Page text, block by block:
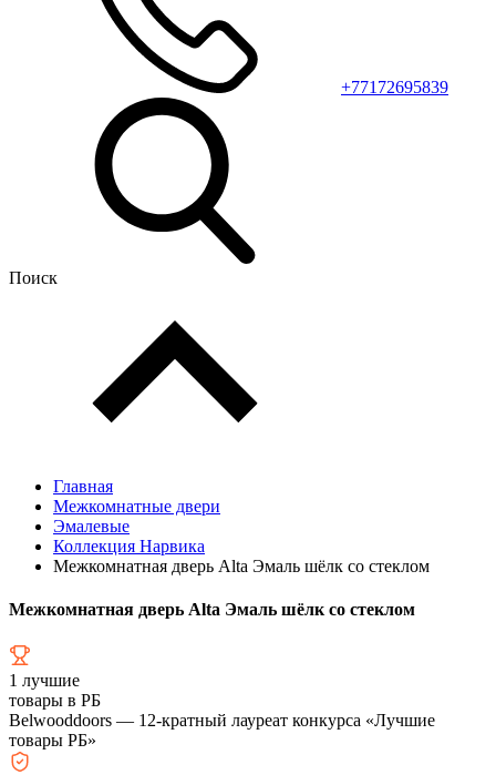
+77172695839
Поиск
Главная
Межкомнатные двери
Эмалевые
Коллекция Нарвика
Межкомнатная дверь Alta Эмаль шёлк со стеклом
Межкомнатная дверь Alta Эмаль шёлк со стеклом
1 лучшие
товары в РБ
Belwooddoors — 12-кратный лауреат конкурса «Лучшие
товары РБ»